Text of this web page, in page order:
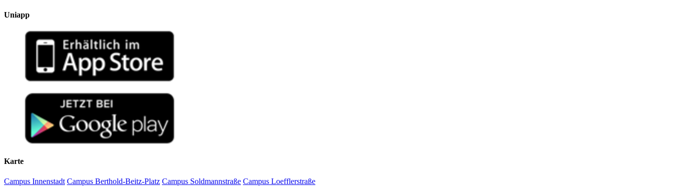
Uniapp
Karte
Campus Innenstadt Campus Berthold-Beitz-Platz Campus Soldmannstraße Campus Loefflerstraße